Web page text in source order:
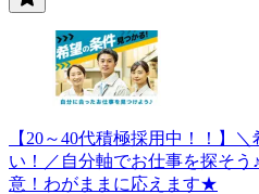
【20～40代積極採用中！！】
い！／自分軸でお仕事を探そう
意！わがままに応えます★